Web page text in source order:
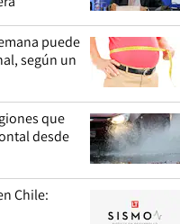
puede
según un
que
desde
Chile: